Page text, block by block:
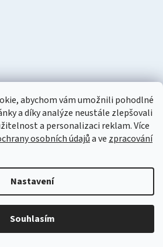
abychom vám umožnili pohodlné
a díky analýze neustále zlepšovali
a personalizaci reklam. Více
osobních údajůa ve zpracování
Nastavení
Souhlasím
. Všechna práva vyhrazena.Upravit